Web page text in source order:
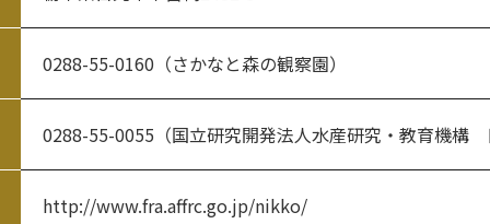
0288-55-0160（さかなと森の観察園）
0288-55-0055（国立研究開発法人水産研究・教育機構
http://www.fra.affrc.go.jp/nikko/